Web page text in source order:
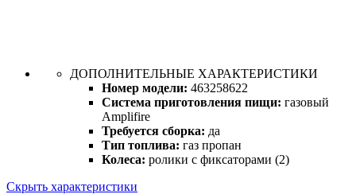
ДОПОЛНИТЕЛЬНЫЕ ХАРАКТЕРИСТИКИ
Номер модели: 463258622
Система приготовления пищи: газовый
Amplifire
Требуется сборка: да
Тип топлива: газ пропан
Колеса: ролики с фиксаторами (2)
Скрыть характеристики